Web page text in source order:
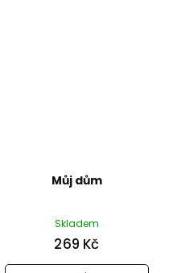
Můj dům
Skladem
269 Kč